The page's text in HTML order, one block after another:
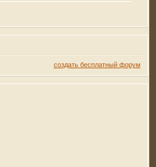
создать бесплатный форум